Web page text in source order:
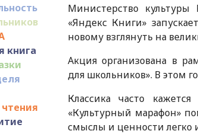
книга
Министерство
«Яндекс Книги»
новому взглянуть на
Акция организована в
для школьников». В этом
Классика часто
«Культурный марафон»
смыслы и ценности легко